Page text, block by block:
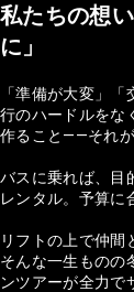
私たちの想
に」
「準備が大変」
行のハードルをな
作ること——それが
バスに乗れば、目
レンタル。予算に
リフトの上で仲間
そんな一生ものの
ンツアーが全力で